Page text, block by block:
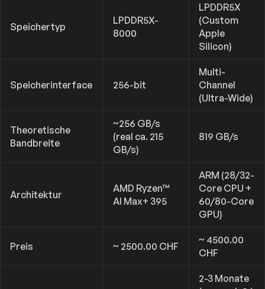
Speichertyp
LPDDR5X-
8000
LPDDR5X
(Custom
Apple
Silicon)
Speicherinterface 256-bit
Multi-
Channel
(Ultra-Wide)
Theoretische
Bandbreite
~256 GB/s
(real ca. 215
GB/s)
819 GB/s
Architektur
AMD Ryzen™
AI Max+ 395
ARM (28/32-
Core CPU +
60/80-Core
GPU)
Preis ~ 2500.00 CHF
~ 4500.00
CHF
2-3 Monate